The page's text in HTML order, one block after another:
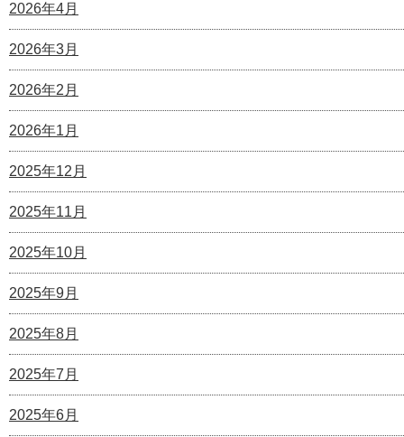
2026年4月
2026年3月
2026年2月
2026年1月
2025年12月
2025年11月
2025年10月
2025年9月
2025年8月
2025年7月
2025年6月